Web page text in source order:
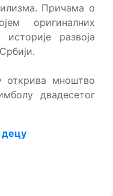
Причама о
оригиналних
развоја
открива мноштво
двадесетог
децу